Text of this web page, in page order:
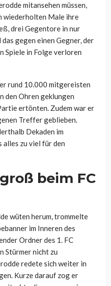
mitansehen müssen,
wiederholten Male ihre
drei Gegentore in nur
gegen einen Gegner, der
Spiele in Folge verloren
rund 10.000 mitgereisten
den Ohren geklungen
ertönten. Zudem war er
Treffer geblieben.
Dekaden im
zu viel für den
beim FC
wüten herum, trommelte
im Inneren des
Ordner des 1. FC
Stürmer nicht zu
redete sich weiter in
Kurze darauf zog er